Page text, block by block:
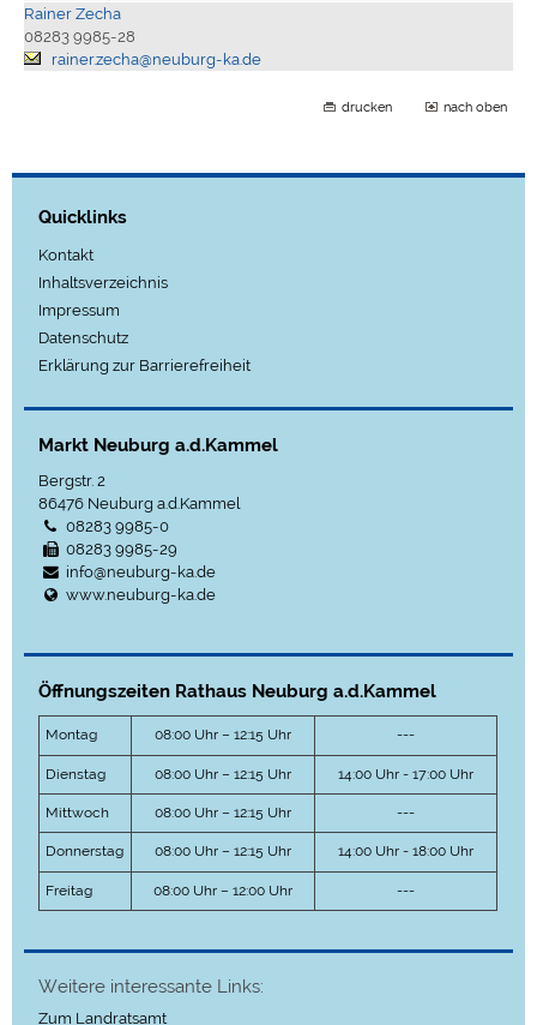
Rainer Zecha
08283 9985-28
rainer.zecha@neuburg-ka.de
drucken nach oben
Quicklinks
Kontakt
Inhaltsverzeichnis
Impressum
Datenschutz
Erklärung zur Barrierefreiheit
Markt Neuburg a.d.Kammel
Bergstr. 2
86476 Neuburg a.d.Kammel
08283 9985-0
08283 9985-29
info@neuburg-ka.de
www.neuburg-ka.de
Öffnungszeiten Rathaus Neuburg a.d.Kammel
Montag 08:00 Uhr – 12:15 Uhr ---
Dienstag 08:00 Uhr – 12:15 Uhr 14:00 Uhr - 17:00 Uhr
Mittwoch 08:00 Uhr – 12:15 Uhr ---
Donnerstag 08:00 Uhr – 12:15 Uhr 14:00 Uhr - 18:00 Uhr
Freitag 08:00 Uhr – 12:00 Uhr ---
Weitere interessante Links:
Zum Landratsamt